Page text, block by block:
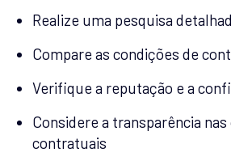
Realize uma pesquisa
Compare as condições de
Verifique a reputação e a
Considere a transparência
contratuais